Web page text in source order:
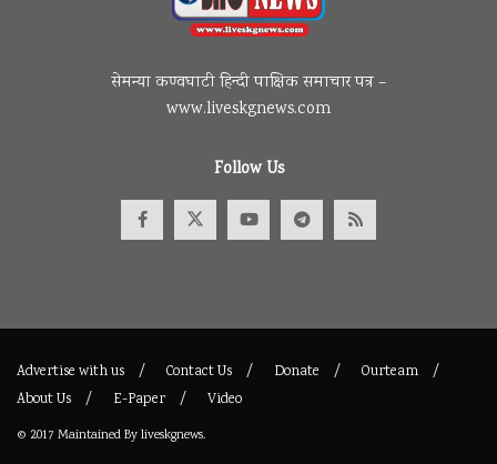
सेमन्या कण्वघाटी हिन्दी पाक्षिक समाचार पत्र –
www.liveskgnews.com
Follow Us
Advertise with us Contact Us Donate
Ourteam
About Us
E-Paper Video
© 2017 Maintained Byliveskgnews.